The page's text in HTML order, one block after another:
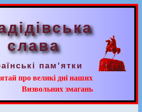
слава
пам’ятки
про великі дні наших
Визвольних змагань